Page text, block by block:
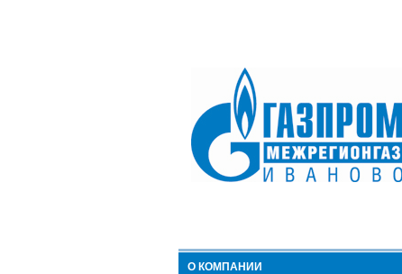
О КОМПАНИИ